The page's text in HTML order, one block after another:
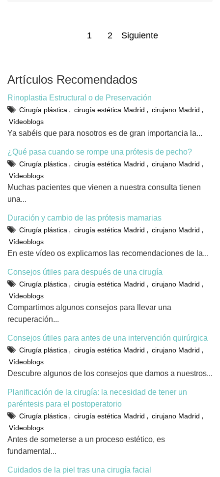
1 2 Siguiente
Artículos Recomendados
Rinoplastia Estructural o de Preservación
Cirugía plástica , cirugía estética Madrid , cirujano Madrid ,
Vídeoblogs
Ya sabéis que para nosotros es de gran importancia la...
¿Qué pasa cuando se rompe una prótesis de pecho?
Cirugía plástica , cirugía estética Madrid , cirujano Madrid ,
Vídeoblogs
Muchas pacientes que vienen a nuestra consulta tienen
una...
Duración y cambio de las prótesis mamarias
Cirugía plástica , cirugía estética Madrid , cirujano Madrid ,
Vídeoblogs
En este vídeo os explicamos las recomendaciones de la...
Consejos útiles para después de una cirugía
Cirugía plástica , cirugía estética Madrid , cirujano Madrid ,
Vídeoblogs
Compartimos algunos consejos para llevar una
recuperación...
Consejos útiles para antes de una intervención quirúrgica
Cirugía plástica , cirugía estética Madrid , cirujano Madrid ,
Vídeoblogs
Descubre algunos de los consejos que damos a nuestros...
Planificación de la cirugía: la necesidad de tener un
paréntesis para el postoperatorio
Cirugía plástica , cirugía estética Madrid , cirujano Madrid ,
Vídeoblogs
Antes de someterse a un proceso estético, es
fundamental...
Cuidados de la piel tras una cirugía facial